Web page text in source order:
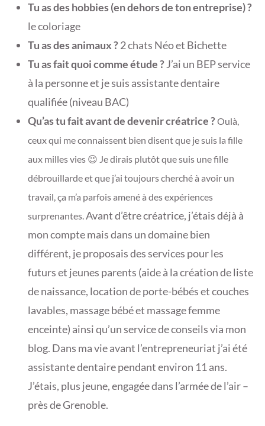
Tu as des hobbies (en dehors de ton entreprise) ?
le coloriage
Tu as des animaux ?2 chats Néo et Bichette
Tu as fait quoi comme étude ?J’ai un BEP service
à la personne et je suis assistante dentaire
qualifiée (niveau BAC)
Qu’as tu fait avant de devenir créatrice ?Oulà,
ceux qui me connaissent bien disent que je suis la fille
aux milles vies 😉 Je dirais plutôt que suis une fille
débrouillarde et que j’ai toujours cherché à avoir un
travail, ça m’a parfois amené à des expériences
surprenantes.Avant d’être créatrice, j’étais déjà à
mon compte mais dans un domaine bien
différent, je proposais des services pour les
futurs et jeunes parents (aide à la création de liste
de naissance, location de porte-bébés et couches
lavables, massage bébé et massage femme
enceinte) ainsi qu’un service de conseils via mon
blog. Dans ma vie avant l’entrepreneuriat j’ai été
assistante dentaire pendant environ 11 ans.
J’étais, plus jeune, engagée dans l’armée de l’air –
près de Grenoble.